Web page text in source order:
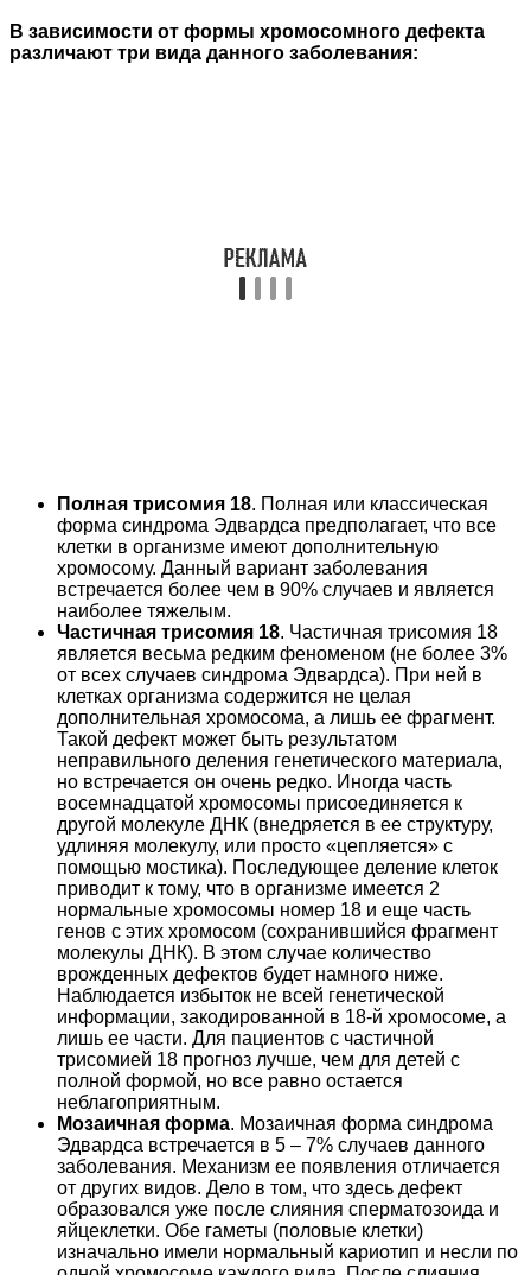
В зависимости от формы хромосомного дефекта
различают три вида данного заболевания:
Полная трисомия 18. Полная или классическая
форма синдрома Эдвардса предполагает, что все
клетки в организме имеют дополнительную
хромосому. Данный вариант заболевания
встречается более чем в 90% случаев и является
наиболее тяжелым.
Частичная трисомия 18. Частичная трисомия 18
является весьма редким феноменом (не более 3%
от всех случаев синдрома Эдвардса). При ней в
клетках организма содержится не целая
дополнительная хромосома, а лишь ее фрагмент.
Такой дефект может быть результатом
неправильного деления генетического материала,
но встречается он очень редко. Иногда часть
восемнадцатой хромосомы присоединяется к
другой молекуле ДНК (внедряется в ее структуру,
удлиняя молекулу, или просто «цепляется» с
помощью мостика). Последующее деление клеток
приводит к тому, что в организме имеется 2
нормальные хромосомы номер 18 и еще часть
генов с этих хромосом (сохранившийся фрагмент
молекулы ДНК). В этом случае количество
врожденных дефектов будет намного ниже.
Наблюдается избыток не всей генетической
информации, закодированной в 18-й хромосоме, а
лишь ее части. Для пациентов с частичной
трисомией 18 прогноз лучше, чем для детей с
полной формой, но все равно остается
неблагоприятным.
Мозаичная форма. Мозаичная форма синдрома
Эдвардса встречается в 5 – 7% случаев данного
заболевания. Механизм ее появления отличается
от других видов. Дело в том, что здесь дефект
образовался уже после слияния сперматозоида и
яйцеклетки. Обе гаметы (половые клетки)
изначально имели нормальный кариотип и несли по